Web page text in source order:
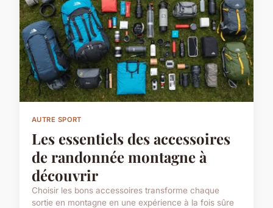
AUTRE SPORT
Les essentiels des accessoires
de randonnée montagne à
découvrir
Choisir les bons accessoires transforme chaque
sortie en montagne en une expérience à la fois sûre